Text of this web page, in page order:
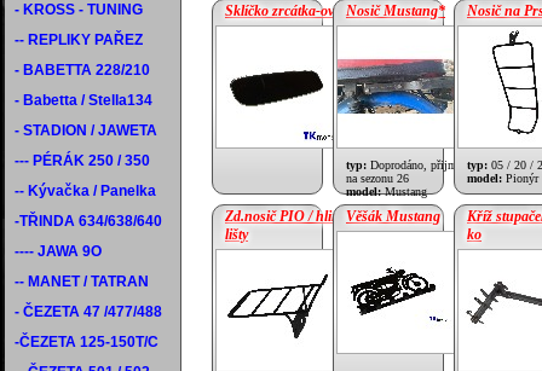
- KROSS - TUNING
-- REPLIKY PAŘEZ
- BABETTA 228/210
- Babetta / Stella134
- STADION / JAWETA
--- PÉRÁK 250 / 350
-- Kývačka / Panelka
-TŘINDA 634/638/640
---- JAWA 9O
-- MANET / TATRAN
- ČEZETA 47 /477/488
-ČEZETA 125-150T/C
Sklíčko zrcátka-oválnýNosič Mustang*
925 Kč
typ: Doprodáno, přijmám
na sezonu 26
model:Mustang
Nosič na
typ: 05 / 20 /
model: Pionýr
Zd.nosič PIO / hliníkove
lišty
930 Kč
Věšák Mustang
Kříž
ko